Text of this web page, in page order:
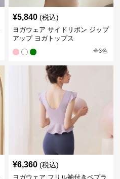
¥5,840 (税込)
ヨガウェア サイドリボン ジップ
アップ ヨガトップス
全3色
¥6,360 (税込)
ヨガウェア フリル袖付きペプラ